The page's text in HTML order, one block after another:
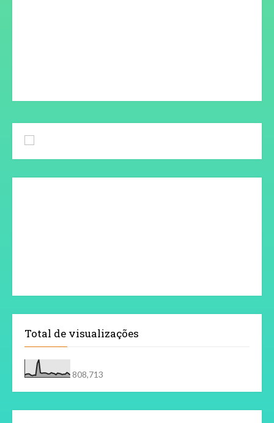
Total de visualizações
808,713